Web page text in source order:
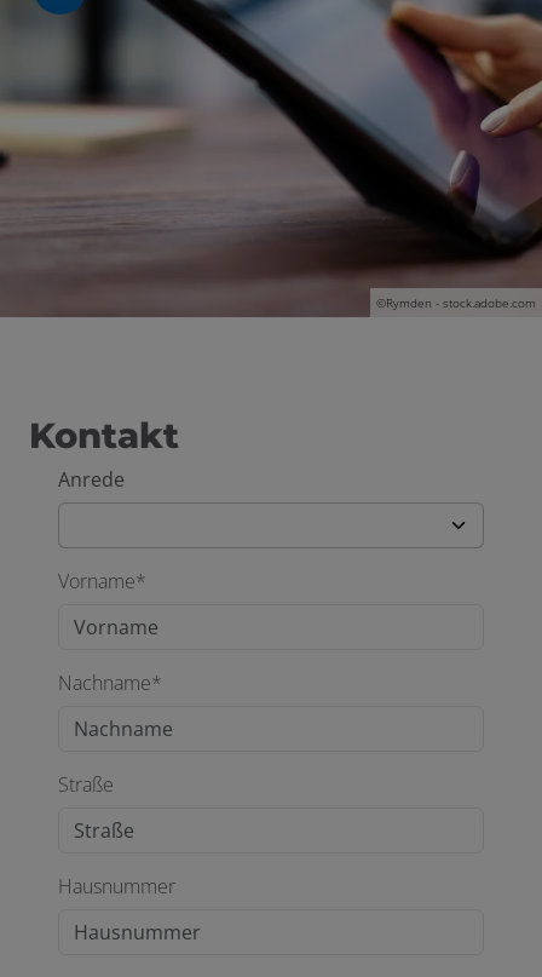
©Rymden - stock.adobe.com
Kontakt
Anrede
Vorname*
Nachname*
Straße
Hausnummer
und schließen